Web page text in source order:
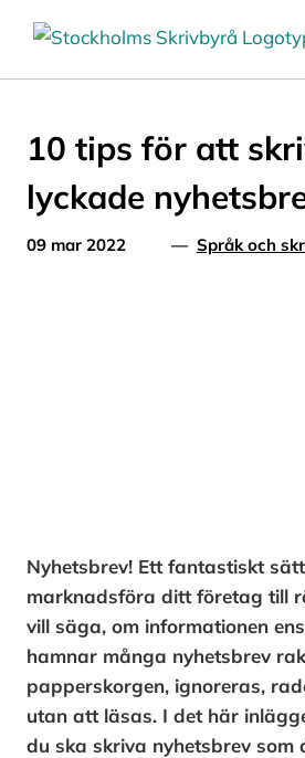
innehållet
10 tips för att
lyckade
09 mar 2022 — Språk och
Nyhetsbrev! Ett fantastiskt
marknadsföra ditt företag till
vill säga, om informationen
hamnar många nyhetsbrev
papperskorgen, ignoreras,
utan att läsas. I det här
du ska skriva nyhetsbrev som